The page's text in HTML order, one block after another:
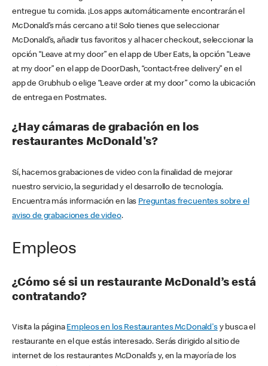
entregue tu comida. ¡Los apps automáticamente encontrarán el
McDonald’s más cercano a ti! Solo tienes que seleccionar
McDonald’s, añadir tus favoritos y al hacer checkout, seleccionar la
opción “Leave at my door” en el app de Uber Eats, la opción “Leave
at my door” en el app de DoorDash, “contact-free delivery” en el
app de Grubhub o elige “Leave order at my door” como la ubicación
de entrega en Postmates.
¿Hay cámaras de grabación en los
restaurantes McDonald's?
Sí, hacemos grabaciones de video con la finalidad de mejorar
nuestro servicio, la seguridad y el desarrollo de tecnología.
Encuentra más información en las Preguntas frecuentes sobre el
aviso de grabaciones de video.
Empleos
¿Cómo sé si un restaurante McDonald’s está
contratando?
Visita la página Empleos en los Restaurantes McDonald'sy busca el
restaurante en el que estás interesado. Serás dirigido al sitio de
internet de los restaurantes McDonald’s y, en la mayoría de los